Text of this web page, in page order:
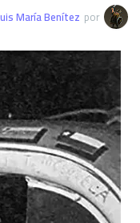
por
María Benítez